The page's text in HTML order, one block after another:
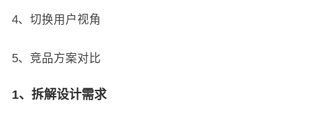
4、切换用户视角
5、竞品方案对比
1、拆解设计需求